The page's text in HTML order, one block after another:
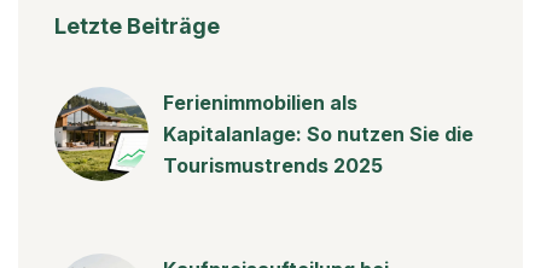
Letzte Beiträge
Ferienimmobilien als
Kapitalanlage: So nutzen Sie die
Tourismustrends 2025